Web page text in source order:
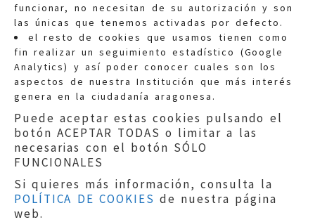
funcionar, no necesitan de su autorización y son
las únicas que tenemos activadas por defecto.
el resto de cookies que usamos tienen como
fin realizar un seguimiento estadístico (Google
Analytics) y así poder conocer cuales son los
aspectos de nuestra Institución que más interés
genera en la ciudadanía aragonesa.
Puede aceptar estas cookies pulsando el
botón ACEPTAR TODAS o limitar a las
necesarias con el botón SÓLO
FUNCIONALES
Si quieres más información, consulta la
POLÍTICA DE COOKIES de nuestra página
web.
Quejas:quejas@eljusticiadearagon.es
Información general:
informacion@eljusticiadearagon.es
Teléfonos:900 210 210/
Aviso legal|Política de privacidad|